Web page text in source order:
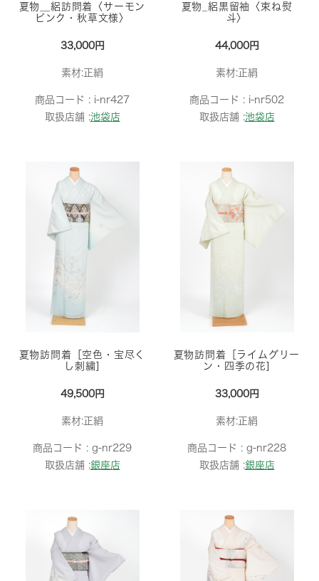
夏物＿絽訪問着〈サーモン
ピンク・秋草文様〉
33,000円
素材:正絹
商品コード : i-nr427
取扱店舗 :池袋店
夏物_絽黒留袖〈束ね熨
斗〉
44,000円
素材:正絹
商品コード : i-nr502
取扱店舗 :池袋店
夏物訪問着［空色・宝尽く
し刺繍]
49,500円
素材:正絹
商品コード : g-nr229
取扱店舗 :銀座店
夏物訪問着［ライムグリー
ン・四季の花]
33,000円
素材:正絹
商品コード : g-nr228
取扱店舗 :銀座店